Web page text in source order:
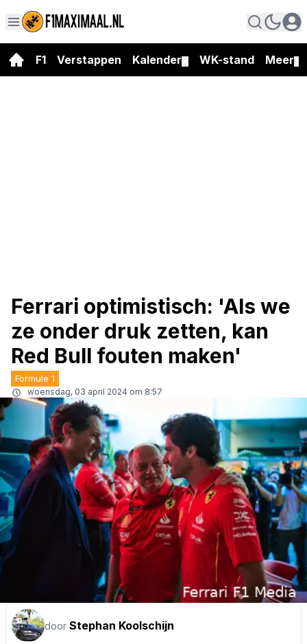
F1 Verstappen Kalender WK-stand Meer
Ferrari optimistisch: 'Als we
ze onder druk zetten, kan
Red Bull fouten maken'
Formule 1
woensdag, 03 april 2024 om 8:57
door Stephan Koolschijn